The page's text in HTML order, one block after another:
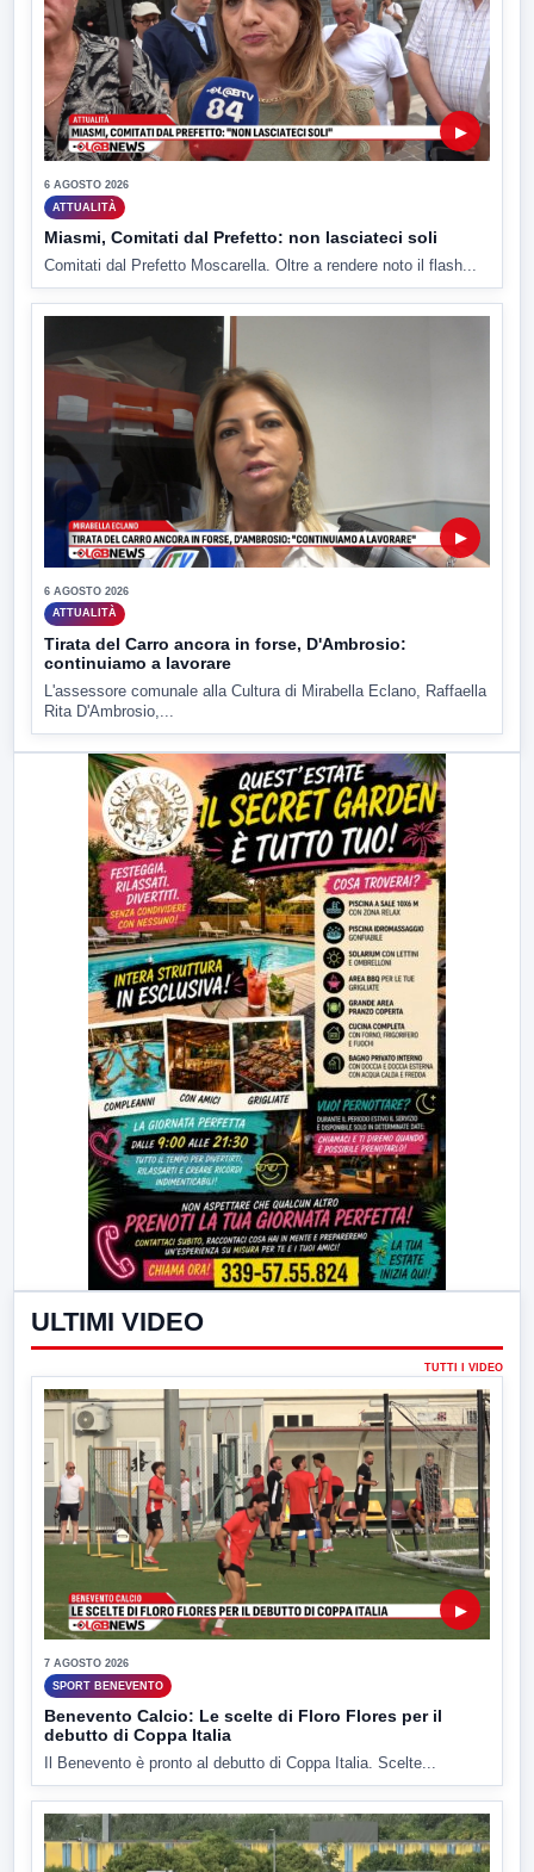
▶
6 AGOSTO 2026
ATTUALITÀ
Miasmi, Comitati dal Prefetto: non lasciateci soli
Comitati dal Prefetto Moscarella. Oltre a rendere noto il flash...
▶
6 AGOSTO 2026
ATTUALITÀ
Tirata del Carro ancora in forse, D'Ambrosio:
continuiamo a lavorare
L'assessore comunale alla Cultura di Mirabella Eclano, Raffaella
Rita D'Ambrosio,...
ULTIMI VIDEO
TUTTI I VIDEO
▶
7 AGOSTO 2026
SPORT BENEVENTO
Benevento Calcio: Le scelte di Floro Flores per il
debutto di Coppa Italia
Il Benevento è pronto al debutto di Coppa Italia. Scelte...